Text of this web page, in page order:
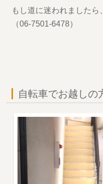
もし道に迷われましたら
（06-7501-6478）
自転車でお越しの